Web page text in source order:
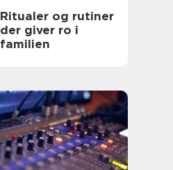
Ritualer og rutiner
der giver ro i
familien